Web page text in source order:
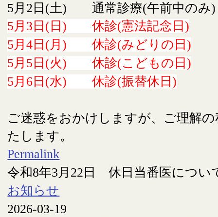
5月2日(土) 通常診療(午前中のみ)
5月3日(日) 休診(憲法記念日)
5月4日(月) 休診(みどりの日)
5月5日(火) 休診(こどもの日)
5月6日(水) 休診(振替休日)
ご迷惑をおかけしますが、ご理解
たします。
Permalink
令和8年3月22日 休日当番医につい
お知らせ
2026-03-19